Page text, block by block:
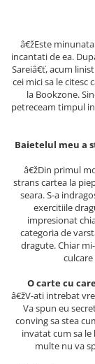
Caiete si
Coperti, Mape,
Ghiozdane si
Instrumente de
Instrumente si
Consumabile &
Cadouri
Carti in dar
Carti pentru copii
Beletristica
Literatura
Poezie
SF & Fantasy
Carte Prescolara,
Carti cartonate
â€žEste
incantati de ea.
Sareiâ€ť, acum
cei mici sa le
la Bookzone.
petreceam timpul
Baietelul meu a
â€žDin primul
strans cartea la
seara. S-a
exercitiile
impresionat
categoria de
dragute. Chiar
O carte cu
â€žV-ati intrebat
Va spun eu
conving sa stea
invatat cum sa
multe nu va